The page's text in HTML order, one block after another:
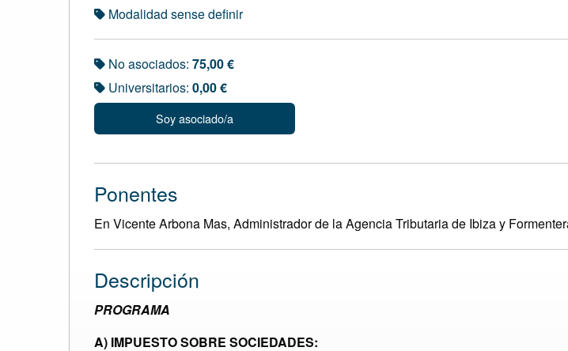
Modalidad sense definir
No asociados: 75,00 €
Universitarios: 0,00 €
Soy asociado/a
Ponentes
En Vicente Arbona Mas, Administrador de la Agencia Tributaria de Ibiza y
Descripción
PROGRAMA
A) IMPUESTO SOBRE SOCIEDADES: